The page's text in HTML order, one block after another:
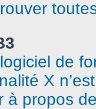
de
X
propos